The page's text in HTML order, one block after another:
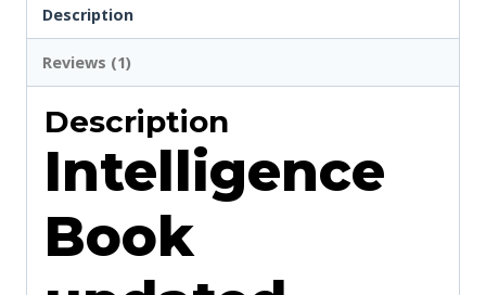
Description
Reviews (1)
Description
Intelligence
Book